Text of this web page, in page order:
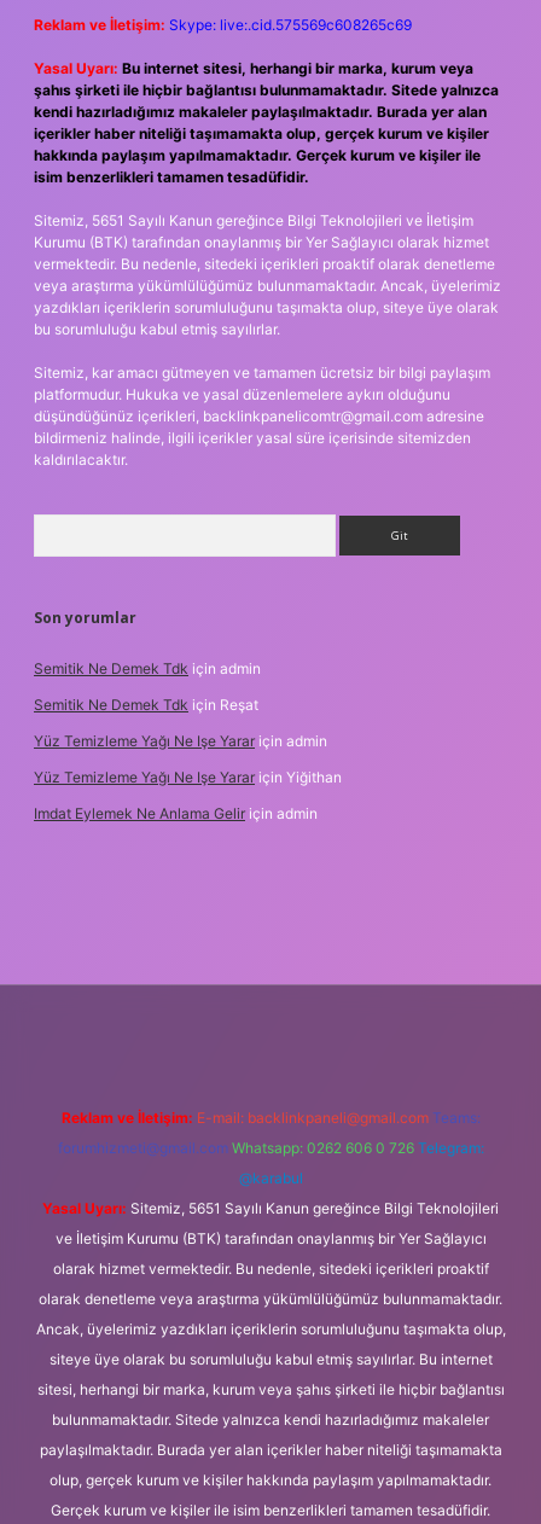
Reklam ve İletişim: Skype: live:.cid.575569c608265c69
Yasal Uyarı: Bu internet sitesi, herhangi bir marka, kurum veya
şahıs şirketi ile hiçbir bağlantısı bulunmamaktadır. Sitede yalnızca
kendi hazırladığımız makaleler paylaşılmaktadır. Burada yer alan
içerikler haber niteliği taşımamakta olup, gerçek kurum ve kişiler
hakkında paylaşım yapılmamaktadır. Gerçek kurum ve kişiler ile
isim benzerlikleri tamamen tesadüfidir.
Sitemiz, 5651 Sayılı Kanun gereğince Bilgi Teknolojileri ve İletişim
Kurumu (BTK) tarafından onaylanmış bir Yer Sağlayıcı olarak hizmet
vermektedir. Bu nedenle, sitedeki içerikleri proaktif olarak denetleme
veya araştırma yükümlülüğümüz bulunmamaktadır. Ancak, üyelerimiz
yazdıkları içeriklerin sorumluluğunu taşımakta olup, siteye üye olarak
bu sorumluluğu kabul etmiş sayılırlar.
Sitemiz, kar amacı gütmeyen ve tamamen ücretsiz bir bilgi paylaşım
platformudur. Hukuka ve yasal düzenlemelere aykırı olduğunu
düşündüğünüz içerikleri, backlinkpanelicomtr@gmail.com adresine
bildirmeniz halinde, ilgili içerikler yasal süre içerisinde sitemizden
kaldırılacaktır.
Son yorumlar
Semitik Ne Demek Tdk için admin
Semitik Ne Demek Tdk için Reşat
Yüz Temizleme Yağı Ne Işe Yarar için admin
Yüz Temizleme Yağı Ne Işe Yarar için Yiğithan
Imdat Eylemek Ne Anlama Gelir için admin
Reklam ve İletişim: E-mail: backlinkpaneli@gmail.com Teams:
forumhizmeti@gmail.com Whatsapp: 0262 606 0 726 Telegram:
@karabul
Yasal Uyarı: Sitemiz, 5651 Sayılı Kanun gereğince Bilgi Teknolojileri
ve İletişim Kurumu (BTK) tarafından onaylanmış bir Yer Sağlayıcı
olarak hizmet vermektedir. Bu nedenle, sitedeki içerikleri proaktif
olarak denetleme veya araştırma yükümlülüğümüz bulunmamaktadır.
Ancak, üyelerimiz yazdıkları içeriklerin sorumluluğunu taşımakta olup,
siteye üye olarak bu sorumluluğu kabul etmiş sayılırlar. Bu internet
sitesi, herhangi bir marka, kurum veya şahıs şirketi ile hiçbir bağlantısı
bulunmamaktadır. Sitede yalnızca kendi hazırladığımız makaleler
paylaşılmaktadır. Burada yer alan içerikler haber niteliği taşımamakta
olup, gerçek kurum ve kişiler hakkında paylaşım yapılmamaktadır.
Gerçek kurum ve kişiler ile isim benzerlikleri tamamen tesadüfidir.